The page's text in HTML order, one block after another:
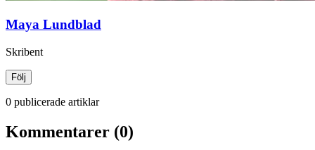
Maya Lundblad
Skribent
Följ
0 publicerade artiklar
Kommentarer (0)